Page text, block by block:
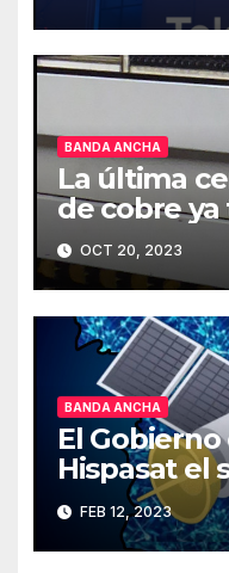
BANDA ANCHA
La última
de cobre
cierre
OCT 20, 2023
BANDA ANCHA
El
Hispasat el
Internet
FEB 12, 2023